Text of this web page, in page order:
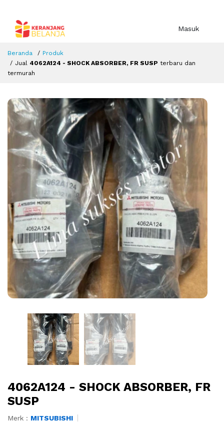
Masuk
Beranda
Produk
Jual 4062A124 - SHOCK ABSORBER, FR SUSP terbaru dan
termurah
4062A124 - SHOCK ABSORBER, FR
SUSP
Merk : MITSUBISHI